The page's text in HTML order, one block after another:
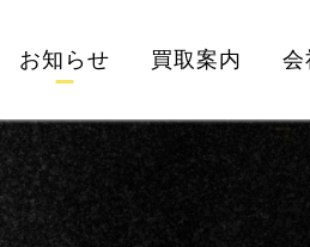
お知らせ 買取案内 会